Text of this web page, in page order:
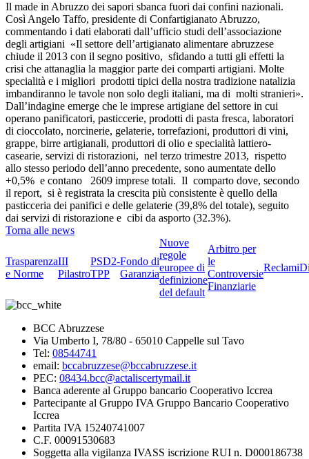
Il made in Abruzzo dei sapori sbanca fuori dai confini nazionali.
Così Angelo Taffo, presidente di Confartigianato Abruzzo,
commentando i dati elaborati dall’ufficio studi dell’associazione
degli artigiani «Il settore dell’artigianato alimentare abruzzese
chiude il 2013 con il segno positivo, sfidando a tutti gli effetti la
crisi che attanaglia la maggior parte dei comparti artigiani. Molte
specialità e i migliori prodotti tipici della nostra tradizione natalizia
imbandiranno le tavole non solo degli italiani, ma di molti stranieri».
Dall’indagine emerge che le imprese artigiane del settore in cui
operano panificatori, pasticcerie, prodotti di pasta fresca, laboratori
di cioccolato, norcinerie, gelaterie, torrefazioni, produttori di vini,
grappe, birre artigianali, produttori di olio e specialità lattiero-
casearie, servizi di ristorazioni, nel terzo trimestre 2013, rispetto
allo stesso periodo dell’anno precedente, sono aumentate dello
+0,5% e contano 2609 imprese totali. Il comparto dove, secondo
il report, si è registrata la crescita più consistente è quello della
pasticceria dei panifici e delle gelaterie (39,8% del totale), seguito
dai servizi di ristorazione e cibi da asporto (32.3%).
Torna alle news
Trasparenza
e Norme
III
Pilastro
PSD2-
TPP
Fondo di
Garanzia
Nuove
regole
europee di
definizione
del default
Arbitro per
le
Controversie
Finanziarie
Reclami
BCC Abruzzese
Via Umberto I, 78/80 - 65010 Cappelle sul Tavo
Tel: 08544741
email: bccabruzzese@bccabruzzese.it
PEC: 08434.bcc@actaliscertymail.it
Banca aderente al Gruppo bancario Cooperativo Iccrea
Partecipante al Gruppo IVA Gruppo Bancario Cooperativo
Iccrea
Partita IVA 15240741007
C.F. 00091530683
Soggetta alla vigilanza IVASS iscrizione RUI n. D000186738